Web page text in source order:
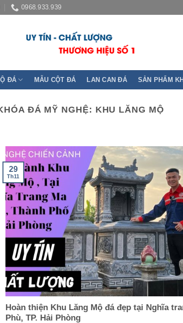
0968.933.939
ĐÁ MẪU CỘT ĐÁ LAN CAN ĐÁ SẢN PHẨM
ĐÁ MỸ NGHỆ: KHU LĂNG MỘ
Hoàn thiện Khu Lăng Mộ đá đẹp tại Nghĩa
Phù, TP. Hải Phòng
29
Th11